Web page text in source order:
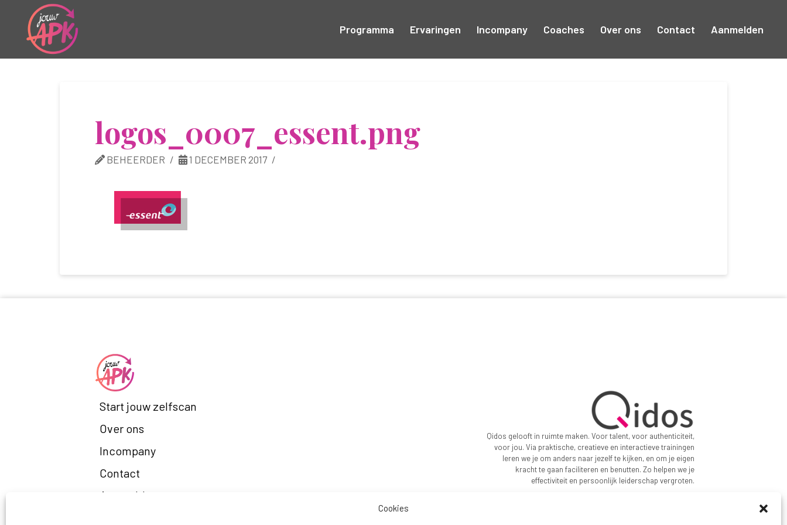
Cookies
Programma Ervaringen Incompany Coaches Over ons Contact Aanmelden
logos_0007_essent.png
BEHEERDER 1 DECEMBER 2017
Start jouw zelfscan
Over ons
Incompany
Contact
Aanmelden
Qidos gelooft in ruimte maken. Voor talent, voor authenticiteit,
voor jou. Via praktische, creatieve en interactieve trainingen
leren we je om anders naar jezelf te kijken, en om je eigen
kracht te gaan faciliteren en benutten. Zo helpen we je
effectiviteit en persoonlijk leiderschap vergroten.